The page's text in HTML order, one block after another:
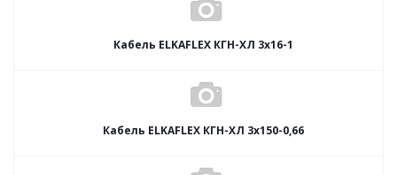
Кабель ELKAFLEX КГН-ХЛ 3x16-1
Кабель ELKAFLEX КГН-ХЛ 3x150-0,66